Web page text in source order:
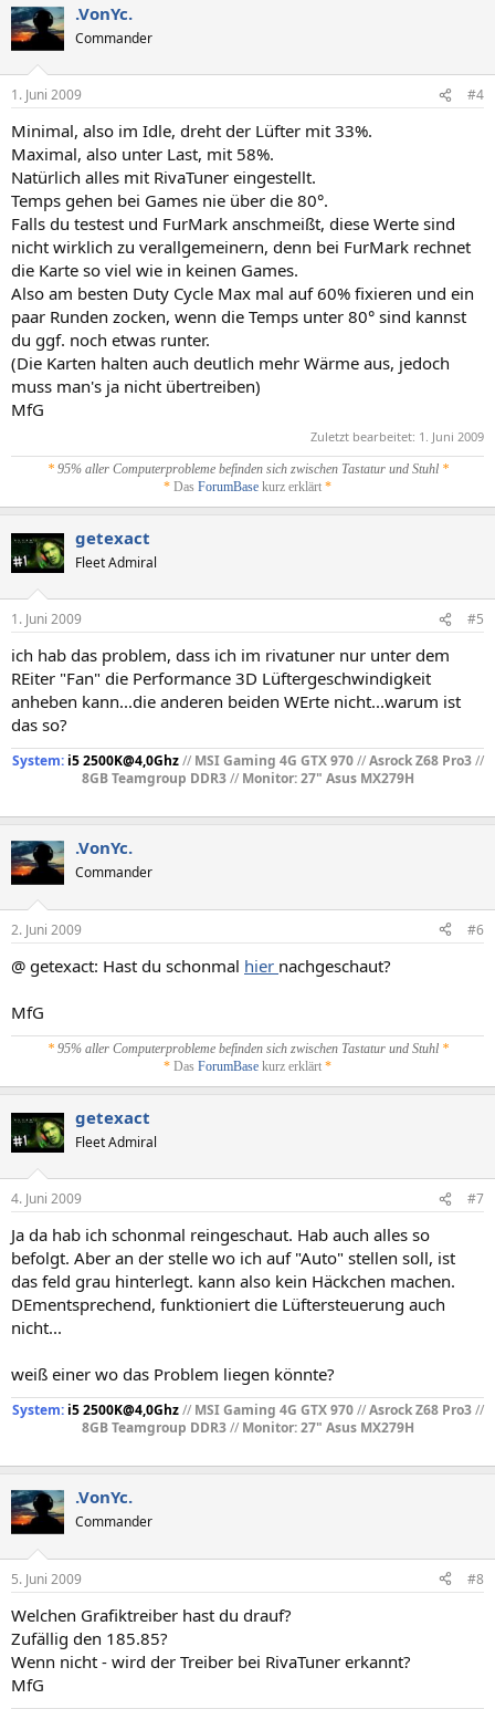
.VonYc.
Commander
1. Juni 2009 #4
Minimal, also im Idle, dreht der Lüfter mit 33%.
Maximal, also unter Last, mit 58%.
Natürlich alles mit RivaTuner eingestellt.
Temps gehen bei Games nie über die 80°.
Falls du testest und FurMark anschmeißt, diese Werte sind
nicht wirklich zu verallgemeinern, denn bei FurMark rechnet
die Karte so viel wie in keinen Games.
Also am besten Duty Cycle Max mal auf 60% fixieren und ein
paar Runden zocken, wenn die Temps unter 80° sind kannst
du ggf. noch etwas runter.
(Die Karten halten auch deutlich mehr Wärme aus, jedoch
muss man's ja nicht übertreiben)
MfG
Zuletzt bearbeitet: 1. Juni 2009
* 95% aller Computerprobleme befinden sich zwischen Tastatur und Stuhl *
* Das ForumBase kurz erklärt *
getexact
Fleet Admiral
1. Juni 2009 #5
ich hab das problem, dass ich im rivatuner nur unter dem
REiter "Fan" die Performance 3D Lüftergeschwindigkeit
anheben kann...die anderen beiden WErte nicht...warum ist
das so?
System:i5 2500K@4,0Ghz// MSI Gaming 4G GTX 970//Asrock Z68 Pro3//
8GB Teamgroup DDR3// Monitor: 27" Asus MX279H
.VonYc.
Commander
2. Juni 2009 #6
@ getexact: Hast du schonmal hier nachgeschaut?
MfG
* 95% aller Computerprobleme befinden sich zwischen Tastatur und Stuhl *
* Das ForumBase kurz erklärt *
getexact
Fleet Admiral
4. Juni 2009 #7
Ja da hab ich schonmal reingeschaut. Hab auch alles so
befolgt. Aber an der stelle wo ich auf "Auto" stellen soll, ist
das feld grau hinterlegt. kann also kein Häckchen machen.
DEmentsprechend, funktioniert die Lüftersteuerung auch
nicht...
weiß einer wo das Problem liegen könnte?
System:i5 2500K@4,0Ghz// MSI Gaming 4G GTX 970//Asrock Z68 Pro3//
8GB Teamgroup DDR3// Monitor: 27" Asus MX279H
.VonYc.
Commander
5. Juni 2009 #8
Welchen Grafiktreiber hast du drauf?
Zufällig den 185.85?
Wenn nicht - wird der Treiber bei RivaTuner erkannt?
MfG